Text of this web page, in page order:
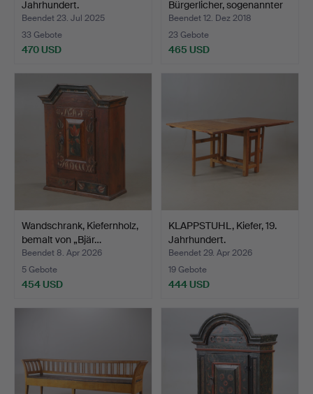
Jahrhundert.
Beendet 23. Jul 2025
33 Gebote
470 USD
Bürgerlicher, sogenannter
Eng…
Beendet 12. Dez 2018
23 Gebote
465 USD
Wandschrank, Kiefernholz,
bemalt von „Bjär…
Beendet 8. Apr 2026
5 Gebote
454 USD
KLAPPSTUHL, Kiefer, 19.
Jahrhundert.
Beendet 29. Apr 2026
19 Gebote
444 USD